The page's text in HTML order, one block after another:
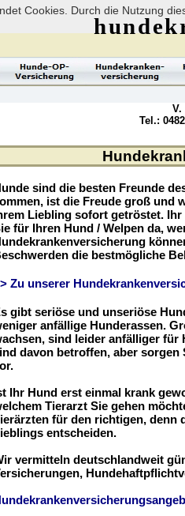
Cookies. Durch die Nutzung
sind die besten Freunde
ist die Freude groß und
Liebling sofort getröstet.
für Ihren Hund / Welpen da,
die bestmögliche
Zu unserer
gibt seriöse und unseriöse
anfällige Hunderassen.
sind leider anfälliger für
davon betroffen, aber sorgen
Ihr Hund erst einmal krank
Tierarzt Sie gehen
für den richtigen, denn
entscheiden.
vermitteln deutschlandweit
V.
Tel.: